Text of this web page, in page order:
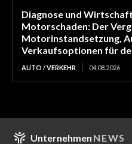
Diagnose und
Motorschaden: Der
Motorinstandsetzung,
Verkaufsoptionen für
AUTO / VERKEHR 04.08.2026
Unternehmen NEWS